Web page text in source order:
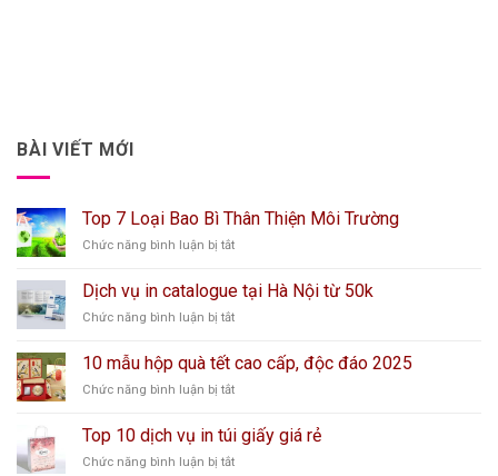
BÀI VIẾT MỚI
Top 7 Loại Bao Bì Thân Thiện Môi Trường
Chức năng bình luận bị tắtở
Loại
Bao
Thân
Môi
Dịch vụ in catalogue tại Hà Nội từ 50k
Chức năng bình luận bị tắtở
in
catalogue
Hà
Nội
từ
10 mẫu hộp quà tết cao cấp, độc đáo 2025
Chức năng bình luận bị tắtở
mẫu
hộp
quà
Top 10 dịch vụ in túi giấy giá rẻ
Chức năng bình luận bị tắtở